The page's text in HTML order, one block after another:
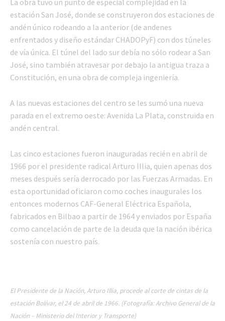
La obra tuvo un punto de especial complejidad en la
estación San José, donde se construyeron dos estaciones de
andén único rodeando a la anterior (de andenes
enfrentados y diseño estándar CHADOPyF) con dos túneles
de vía única. El túnel del lado sur debía no sólo rodear a San
José, sino también atravesar por debajo la antigua traza a
Constitución, en una obra de compleja ingeniería.
A las nuevas estaciones del centro se les sumó una nueva
parada en el extremo oeste: Avenida La Plata, construida en
andén central.
Las cinco estaciones fueron inauguradas recién en abril de
1966 por el presidente radical Arturo Illia, quien apenas dos
meses después sería derrocado por las Fuerzas Armadas. En
esta oportunidad oficiaron como coches inaugurales los
entonces modernos CAF-General Eléctrica Española,
fabricados en Bilbao a partir de 1964 y enviados por España
como cancelación de parte de la deuda que la nación ibérica
sostenía con nuestro país.
El Presidente de la Nación, Arturo Illia, procede al corte de cintas de la
estación Bolívar, el 24 de abril de 1966. (Fotografía: Archivo General de la
Nación – Ministerio del Interior y Transporte)